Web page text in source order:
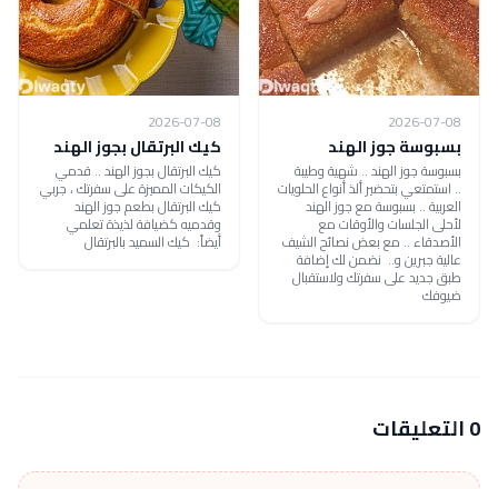
2026-07-08
بسبوسة جوز الهند
بسبوسة جوز الهند .. شهية وطيبة
.. استمتعي بتحضير ألذ أنواع الحلويات
العربية .. بسبوسة مع جوز الهند
لأحلى الجلسات والأوقات مع
الأصدقاء .. مع بعض نصائح الشيف
عالية جبرين و.. نضمن لك إضافة
طبق جديد على سفرتك ولاستقبال
ضيوفك
2026-07-08
كيك البرتقال بجوز الهند
كيك البرتقال بجوز الهند .. قدمي
الكيكات المميزة على سفرتك ، جربي
كيك البرتقال بطعم جوز الهند
وقدميه كضيافة لذيذة تعلمي
أيضاً: كيك السميد بالبرتقال
0 التعليقات